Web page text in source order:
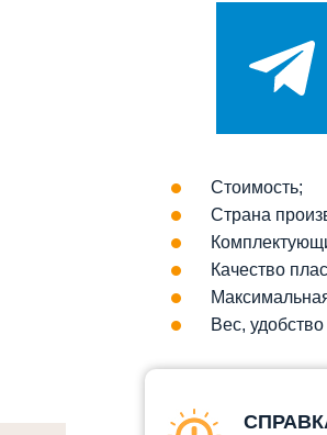
Стоимость;
Страна
Качество
Вес,